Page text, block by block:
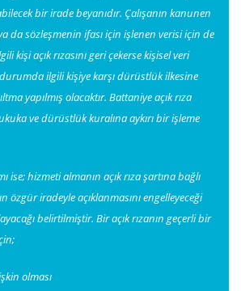
bir irade beyanıdır. Çalışanın kanunen
da sözleşmenin ifası için işlenen verisi için de
kişi açık rızasını geri çekerse kişisel veri
ilgili kişiye karşı dürüstlük ilkesine
yapılmış olacaktır. Battaniye açık rıza
ve dürüstlük kuralına aykırı bir işleme
ise; hizmeti almanın açık rıza şartına bağlı
özgür iradeyle açıklanmasını engelleyeceği
belirtilmiştir. Bir açık rızanın geçerli bir
olması